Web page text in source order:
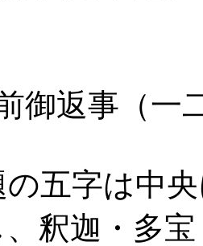
返事（一
の五字は中
、釈迦・多